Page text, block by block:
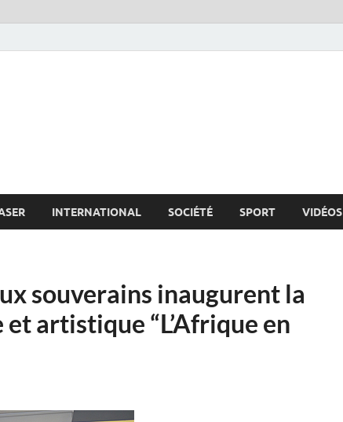
INTERNATIONAL SOCIÉTÉ SPORT VIDÉOS
souverains inaugurent la
artistique “L’Afrique en